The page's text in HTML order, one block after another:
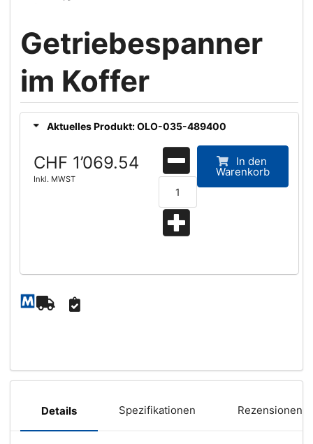
Getriebespanner
im Koffer
Aktuelles Produkt: OLO-035-489400
CHF 1’069.54
Inkl. MWST
In den
Warenkorb
Details Spezifikationen Rezensionen